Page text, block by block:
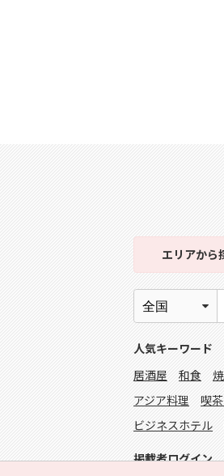
エリアから
人気キーワード
居酒屋
和食
アジア料理
喫
ビジネスホテル
掲載者ログイン